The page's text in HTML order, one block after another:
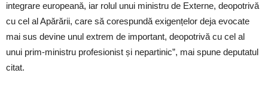
integrare europeană, iar rolul unui ministru de Externe, deopotrivă
cu cel al Apărării, care să corespundă exigențelor deja evocate
mai sus devine unul extrem de important, deopotrivă cu cel al
unui prim-ministru profesionist și nepartinic”, mai spune deputatul
citat.